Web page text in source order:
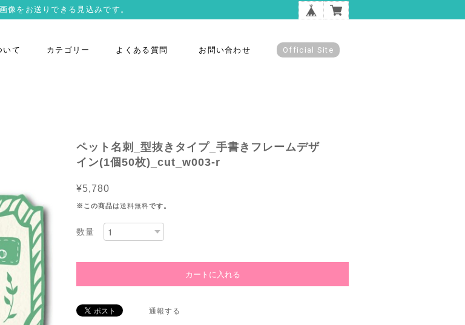
像をお送りできる見込みです。
いて カテゴリー よくある質問 お問い合わせ Official Site
ペット名刺_型抜きタイプ_手書きフレームデザ
イン(1個50枚)_cut_w003-r
¥5,780
※この商品は送料無料です。
数量
通報する